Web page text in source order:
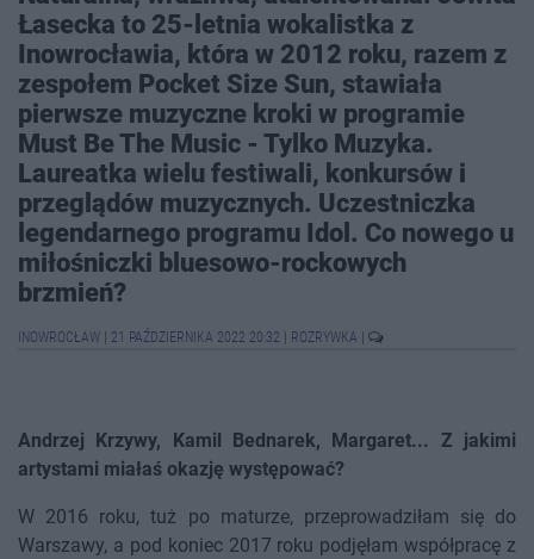
Łasecka to 25-letnia wokalistka z
Inowrocławia, która w 2012 roku, razem z
zespołem Pocket Size Sun, stawiała
pierwsze muzyczne kroki w programie
Must Be The Music - Tylko Muzyka.
Laureatka wielu festiwali, konkursów i
przeglądów muzycznych. Uczestniczka
legendarnego programu Idol. Co nowego u
miłośniczki bluesowo-rockowych
brzmień?
INOWROCŁAW 21 PAŹDZIERNIKA 2022 20:32 ROZRYWKA
Andrzej Krzywy, Kamil Bednarek, Margaret... Z jakimi
artystami miałaś okazję występować?
W 2016 roku, tuż po maturze, przeprowadziłam się do
Warszawy, a pod koniec 2017 roku podjęłam współpracę z